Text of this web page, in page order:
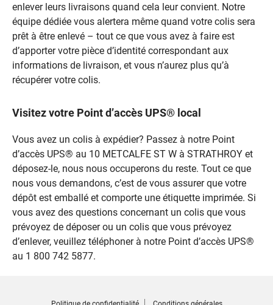
enlever leurs livraisons quand cela leur convient. Notre
équipe dédiée vous alertera même quand votre colis sera
prêt à être enlevé – tout ce que vous avez à faire est
d’apporter votre pièce d’identité correspondant aux
informations de livraison, et vous n’aurez plus qu’à
récupérer votre colis.
Visitez votre Point d’accès UPS® local
Vous avez un colis à expédier? Passez à notre Point
d’accès UPS® au 10 METCALFE ST W à STRATHROY et
déposez-le, nous nous occuperons du reste. Tout ce que
nous vous demandons, c’est de vous assurer que votre
dépôt est emballé et comporte une étiquette imprimée. Si
vous avez des questions concernant un colis que vous
prévoyez de déposer ou un colis que vous prévoyez
d’enlever, veuillez téléphoner à notre Point d’accès UPS®
au 1 800 742 5877.